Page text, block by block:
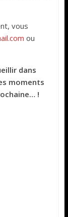
vous
ou
dans
moments
!